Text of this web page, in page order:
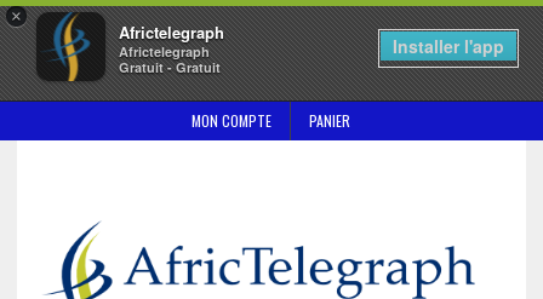
×
Africtelegraph
Africtelegraph
Gratuit - Gratuit
Installer l'app
MON COMPTE PANIER